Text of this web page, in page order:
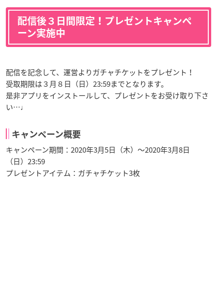
配信後３日間限定！プレゼントキャンペ
ーン実施中
配信を記念して、運営よりガチャチケットをプレゼント！
受取期限は３月８日（日）23:59までとなります。
是非アプリをインストールして、プレゼントをお受け取り下さ
い…♩
キャンペーン概要
キャンペーン期間：2020年3月5日（木）～2020年3月8日
（日）23:59
プレゼントアイテム：ガチャチケット3枚